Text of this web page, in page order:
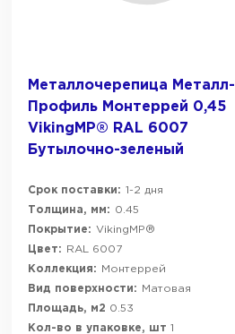
Металлочерепица Металл-
Профиль Монтеррей 0,45
VikingMP® RAL 6007
Бутылочно-зеленый
Срок поставки: 1-2 дня
Толщина, мм:
0.45
Покрытие: VikingMP®
Цвет:
RAL 6007
Коллекция:
Монтеррей
Вид поверхности:
Матовая
Площадь, м2 0.53
Кол-во в упаковке, шт 1